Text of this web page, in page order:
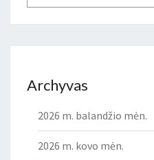
Archyvas
2026 m. balandžio mėn.
2026 m. kovo mėn.